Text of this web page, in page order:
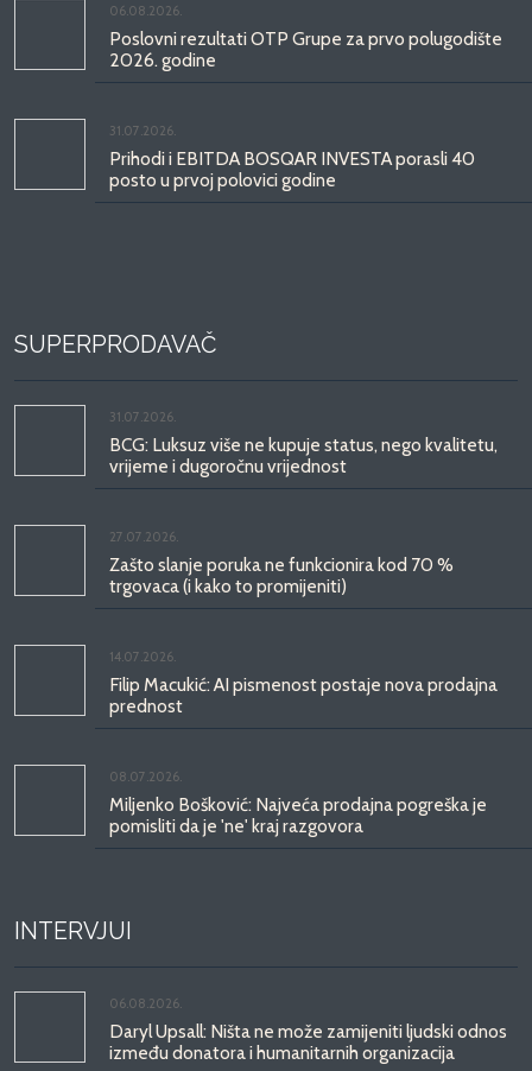
06.08.2026.
Poslovni rezultati OTP Grupe za prvo polugodište
2026. godine
31.07.2026.
Prihodi i EBITDA BOSQAR INVESTA porasli 40
posto u prvoj polovici godine
SUPERPRODAVAČ
31.07.2026.
BCG: Luksuz više ne kupuje status, nego kvalitetu,
vrijeme i dugoročnu vrijednost
27.07.2026.
Zašto slanje poruka ne funkcionira kod 70 %
trgovaca (i kako to promijeniti)
14.07.2026.
Filip Macukić: AI pismenost postaje nova prodajna
prednost
08.07.2026.
Miljenko Bošković: Najveća prodajna pogreška je
pomisliti da je 'ne' kraj razgovora
INTERVJUI
06.08.2026.
Daryl Upsall: Ništa ne može zamijeniti ljudski odnos
između donatora i humanitarnih organizacija